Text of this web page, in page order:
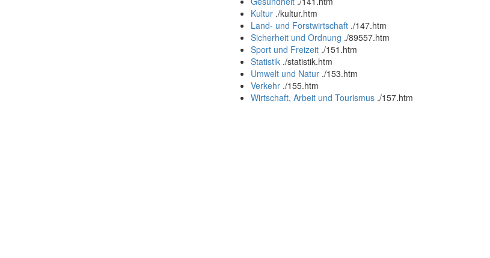
Kultur ./kultur.htm
Land- und Forstwirtschaft ./147.htm
Sicherheit und Ordnung ./89557.htm
Sport und Freizeit ./151.htm
Statistik ./statistik.htm
Umwelt und Natur ./153.htm
Verkehr ./155.htm
Wirtschaft, Arbeit und Tourismus ./157.htm